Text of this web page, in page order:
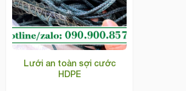
Lưới an toàn sợi cước
HDPE